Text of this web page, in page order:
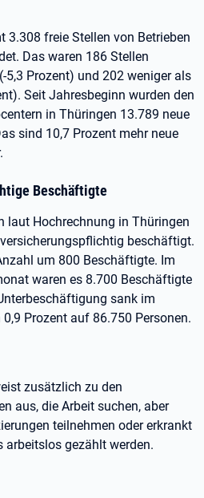
3.308 freie Stellen von Betrieben
Das waren 186 Stellen
Prozent) und 202 weniger als
Seit Jahresbeginn wurden den
in Thüringen 13.789 neue
sind 10,7 Prozent mehr neue
Beschäftigte
laut Hochrechnung in Thüringen
beschäftigt.
um 800 Beschäftigte. Im
waren es 8.700 Beschäftigte
sank im
Prozent auf 86.750 Personen.
zusätzlich zu den
aus, die Arbeit suchen, aber
teilnehmen oder erkrankt
gezählt werden.